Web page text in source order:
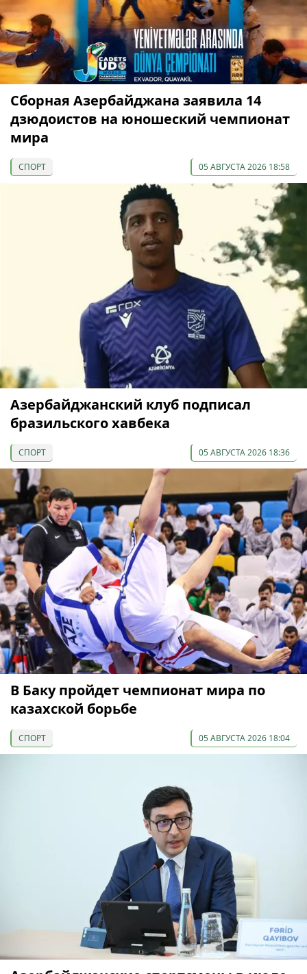
Сборная Азербайджана заявила 14
дзюдоистов на юношеский чемпионат
мира
СПОРТ 05 АВГУСТА 2026 18:58
Азербайджанский клуб подписал
бразильского хавбека
СПОРТ 05 АВГУСТА 2026 18:36
В Баку пройдет чемпионат мира по
казахской борьбе
СПОРТ 05 АВГУСТА 2026 18:04